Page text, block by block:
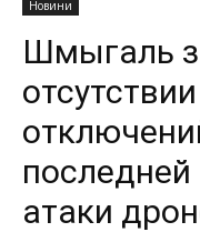
Новини
Шмыгаль
атаки